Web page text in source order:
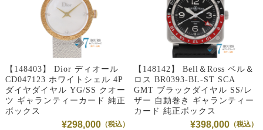
【148403】 Dior ディオール
CD047123 ホワイトシェル 4P
ダイヤダイヤル YG/SS クオー
ツ ギャランティーカード 純正
ボックス
¥298,000
【148142】 Bell＆Ross ベル＆
ロス BR0393-BL-ST SCA
GMT ブラックダイヤル SS/レ
ザー 自動巻き ギャランティー
カード 純正ボックス
¥398,000